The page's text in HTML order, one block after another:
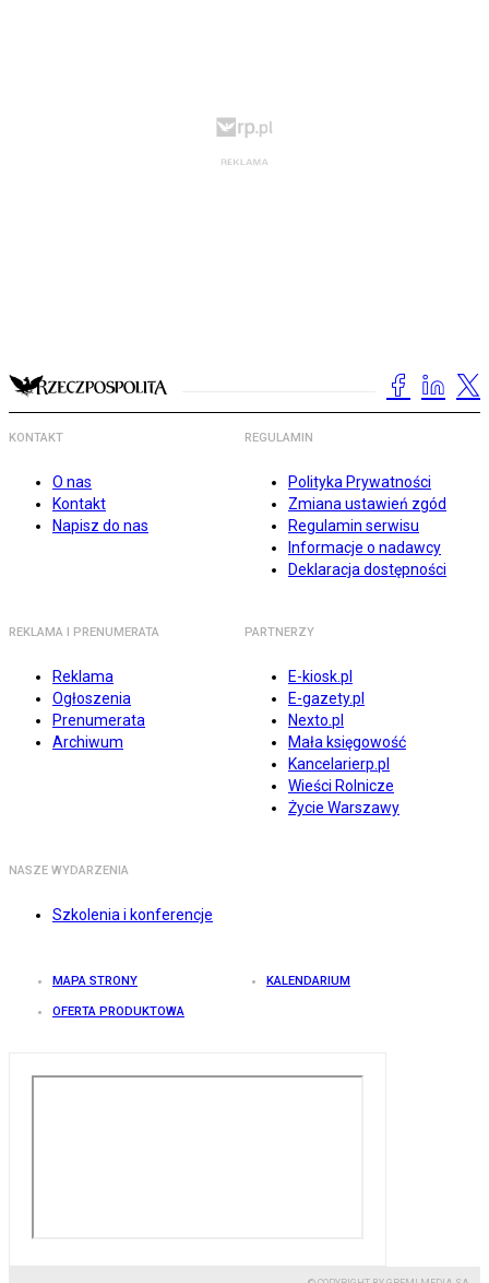
KONTAKT
O nas
Kontakt
Napisz do nas
REGULAMIN
Polityka Prywatności
Zmiana ustawień zgód
Regulamin serwisu
Informacje o nadawcy
Deklaracja dostępności
REKLAMA I PRENUMERATA
Reklama
Ogłoszenia
Prenumerata
Archiwum
PARTNERZY
E-kiosk.pl
E-gazety.pl
Nexto.pl
Mała księgowość
Kancelarierp.pl
Wieści Rolnicze
Życie Warszawy
NASZE WYDARZENIA
Szkolenia i konferencje
MAPA STRONY KALENDARIUM
OFERTA PRODUKTOWA